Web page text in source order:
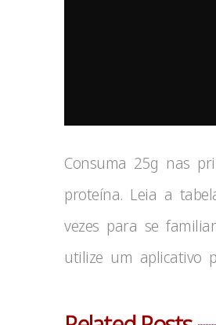
Consuma 25g nas
proteína. Leia a
vezes para se
utilize um aplicativo